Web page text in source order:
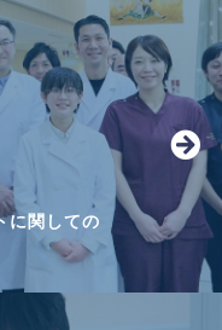
に関しての